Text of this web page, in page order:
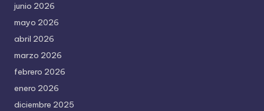
junio 2026
mayo 2026
abril 2026
marzo 2026
febrero 2026
enero 2026
diciembre 2025